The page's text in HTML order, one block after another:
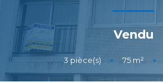
ESTIMATION
CONTACT
Vendu
3 pièce(s) • 75 m² •